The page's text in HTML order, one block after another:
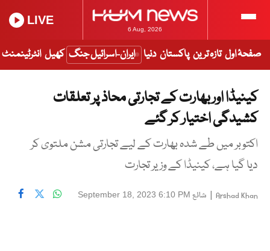
6 Aug, 2026
LIVE
صفحۂ اول تازہ ترین پاکستان دنیا ایران-اسرائیل جنگ کھیل انٹرٹینمنٹ
کینیڈا اور بھارت کے تجارتی محاذ پر تعلقات
کشیدگی اختیار کر گئے
اکتوبر میں طے شدہ بھارت کے لیے تجارتی مشن ملتوی کر
دیا گیا ہے، کینیڈا کے وزیر تجارت
Arshad Khan
| شائع September 18, 2023 6:10 PM